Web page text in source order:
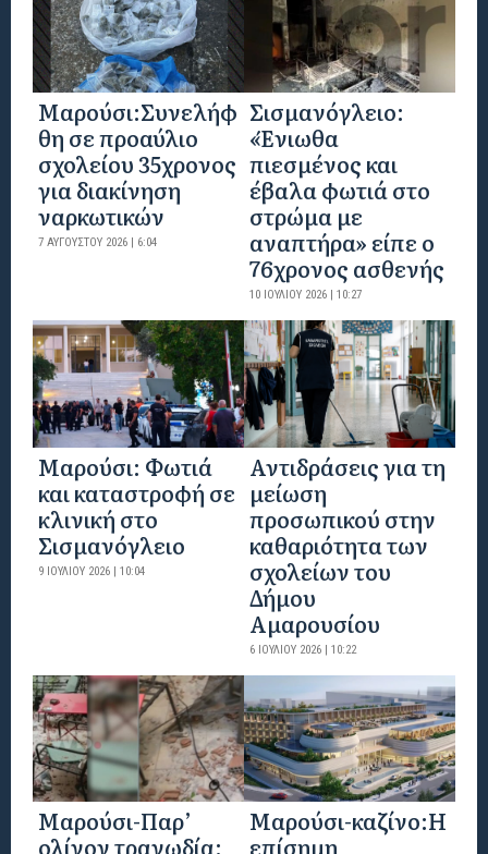
Μαρούσι:Συνελήφ
θη σε προαύλιο
σχολείου 35χρονος
για διακίνηση
ναρκωτικών
7 ΑΥΓΟΎΣΤΟΥ 2026 | 6:04
Σισμανόγλειο:
«Ένιωθα
πιεσμένος και
έβαλα φωτιά στο
στρώμα με
αναπτήρα» είπε ο
76χρονος ασθενής
10 ΙΟΥΛΊΟΥ 2026 | 10:27
Μαρούσι: Φωτιά
και καταστροφή σε
κλινική στο
Σισμανόγλειο
9 ΙΟΥΛΊΟΥ 2026 | 10:04
Αντιδράσεις για τη
μείωση
προσωπικού στην
καθαριότητα των
σχολείων του
Δήμου
Αμαρουσίου
6 ΙΟΥΛΊΟΥ 2026 | 10:22
Μαρούσι-Παρ’
ολίγον τραγωδία:
Mαρούσι-καζίνο:H
επίσημη